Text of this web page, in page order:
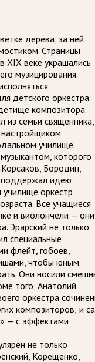
дерева, за ней
Страницы
XIX веке украшались
музицирования.
детского оркестра.
композитора.
из семьи священника,
училище.
которого
Бородин,
поддержал идею
оркестр
Все учащиеся
и виолончели — они
Эрарский не только
специальные
флейт, гобоев,
чтобы юным
Они носили
того, Анатолий
оркестра
композиторов; и
— с эффектами
не только
Корещенко,